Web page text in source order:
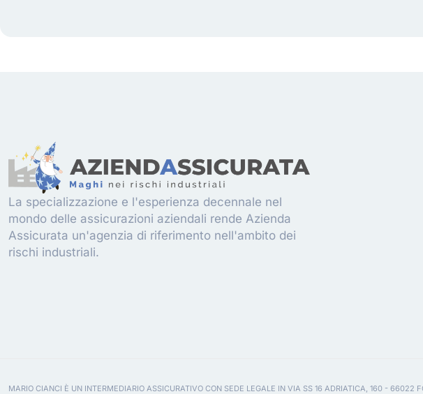
La specializzazione e l'esperienza decennale nel
mondo delle assicurazioni aziendali rende Azienda
Assicurata un'agenzia di riferimento nell'ambito dei
rischi industriali.
MARIO CIANCI È UN INTERMEDIARIO ASSICURATIVO CON SEDE LEGALE IN VIA SS 16 ADRIATICA, 160 - 66022